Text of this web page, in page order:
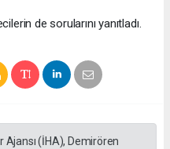
de sorularını yanıtladı.
Ajansı (İHA), Demirören